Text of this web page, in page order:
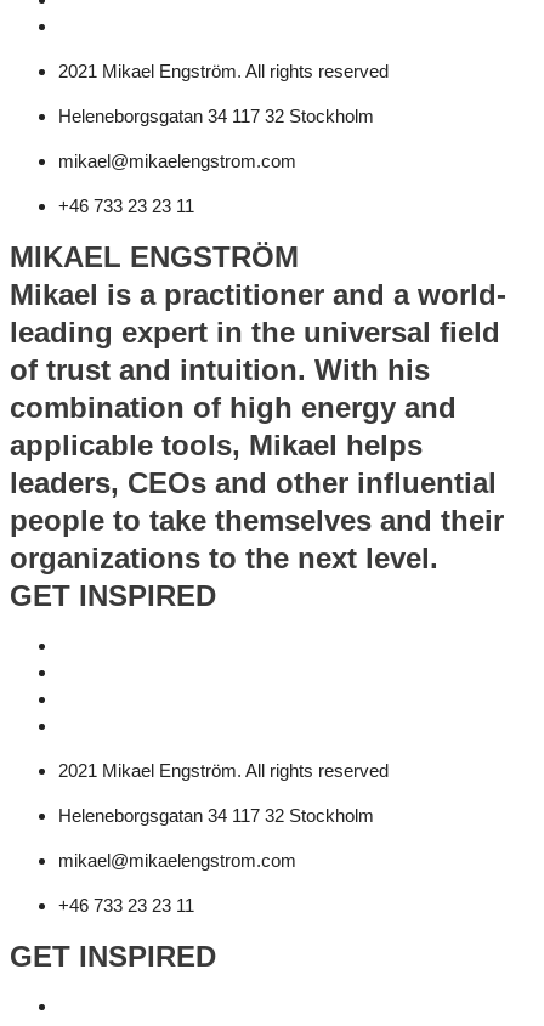
2021 Mikael Engström. All rights reserved
Heleneborgsgatan 34 117 32 Stockholm
mikael@mikaelengstrom.com
+46 733 23 23 11
MIKAEL ENGSTRÖM
Mikael is a practitioner and a world-
leading expert in the universal field
of trust and intuition. With his
combination of high energy and
applicable tools, Mikael helps
leaders, CEOs and other influential
people to take themselves and their
organizations to the next level.
GET INSPIRED
2021 Mikael Engström. All rights reserved
Heleneborgsgatan 34 117 32 Stockholm
mikael@mikaelengstrom.com
+46 733 23 23 11
GET INSPIRED